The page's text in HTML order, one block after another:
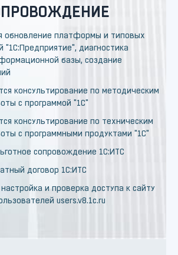
обновление платформы и типовых
"1С:Предприятие", диагностика
базы, создание
консультирование по методическим
с программой "1С"
консультирование по техническим
с программными продуктами "1С"
сопровождение 1С:ИТС
договор 1С:ИТС
и проверка доступа к сайту
users.v8.1c.ru